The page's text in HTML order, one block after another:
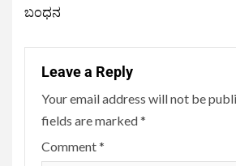
ಬಂಧನ
Leave a Reply
Your email address will not be
fields are marked*
Comment*